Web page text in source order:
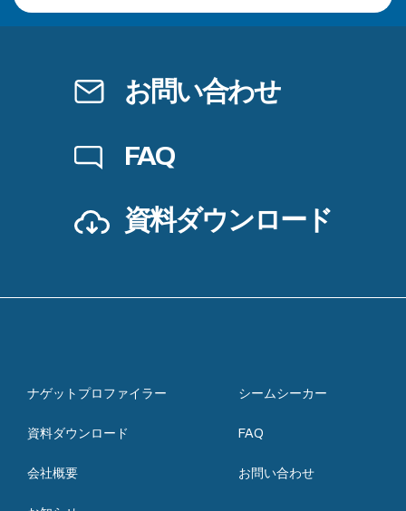
お問い合わせ
FAQ
資料ダウンロード
ナゲットプロファイラー シームシーカー
資料ダウンロード FAQ
会社概要 お問い合わせ